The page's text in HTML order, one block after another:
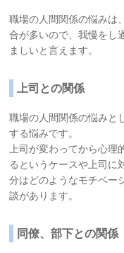
職場の人間関係の悩みは
合が多いので、我慢をし
ましいと言えます。
上司との関係
職場の人間関係の悩みと
する悩みです。
上司が変わってから心理
るというケースや上司に
分はどのようなモチベー
談があります。
同僚、部下との関係